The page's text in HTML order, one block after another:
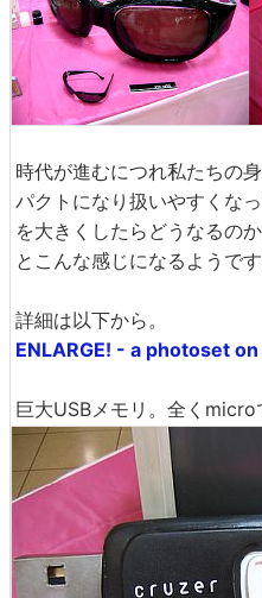
時代が進むにつれ私たちの
パクトになり扱いやすくな
を大きくしたらどうなるの
とこんな感じになるようです
詳細は以下から。
ENLARGE! - a photoset
巨大USBメモリ。全くmicro